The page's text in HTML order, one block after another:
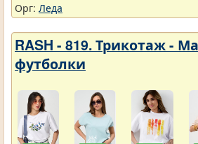
Орг: Леда
RASH - 819. Трикотаж -
футболки